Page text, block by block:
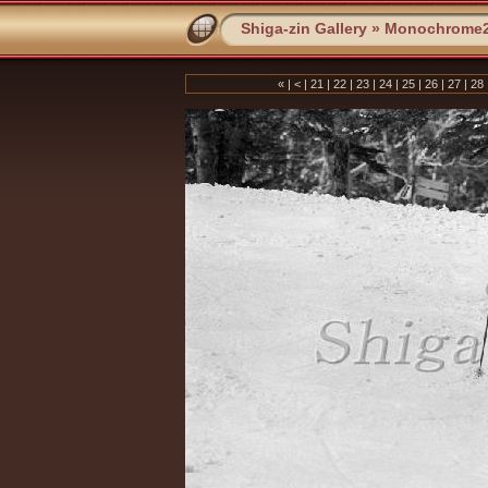
Shiga-zin Gallery »
« | < | 21 | 22 | 23 | 24 | 25 | 26 | 27 | 28